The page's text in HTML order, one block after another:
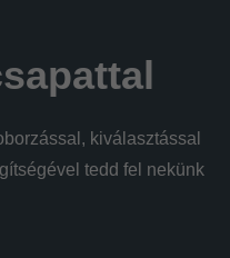
kiválasztással
tedd fel nekünk